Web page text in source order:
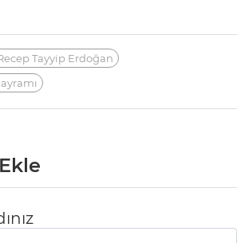
Tayyip Erdoğan